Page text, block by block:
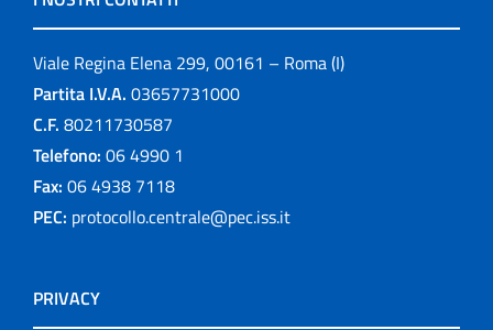
Viale Regina Elena 299, 00161 – Roma (I)
Partita I.V.A. 03657731000
C.F. 80211730587
Telefono: 06 4990 1
Fax: 06 4938 7118
PEC: protocollo.centrale@pec.iss.it
PRIVACY